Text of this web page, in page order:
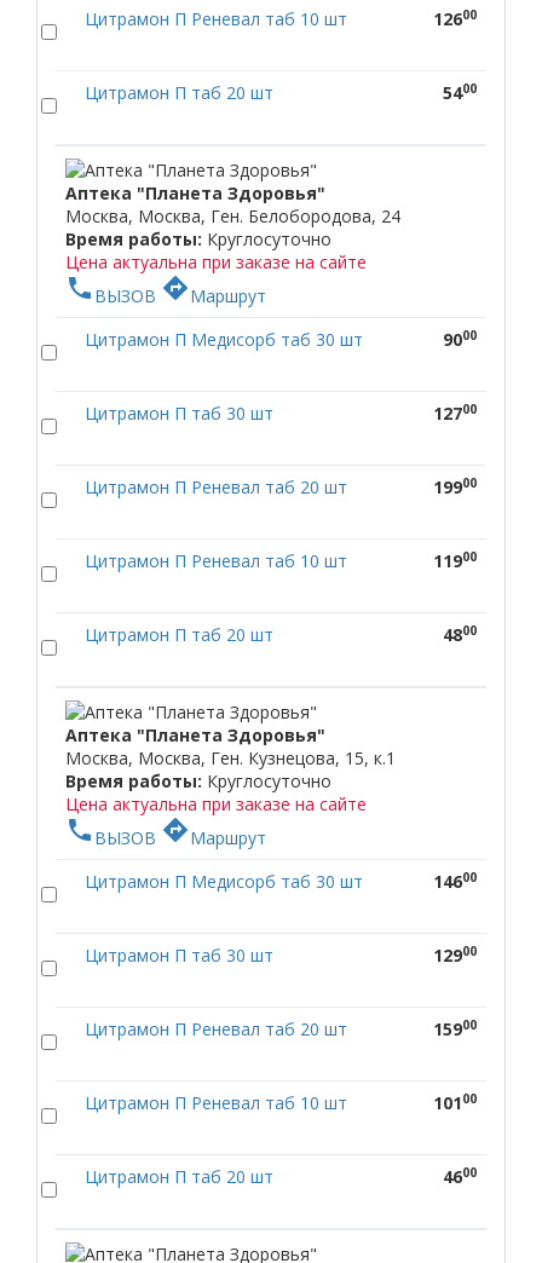
Цитрамон П Реневал таб 10 шт 12600
Цитрамон П таб 20 шт 5400
Аптека "Планета Здоровья"
Москва, Москва, Ген. Белобородова, 24
Время работы: Круглосуточно
Цена актуальна при заказе на сайте
phone ВЫЗОВ directionsМаршрут
Цитрамон П Медисорб таб 30 шт
9000
Цитрамон П таб 30 шт 12700
Цитрамон П Реневал таб 20 шт 19900
Цитрамон П Реневал таб 10 шт 11900
Цитрамон П таб 20 шт 4800
Аптека "Планета Здоровья"
Москва, Москва, Ген. Кузнецова, 15, к.1
Время работы: Круглосуточно
Цена актуальна при заказе на сайте
phone ВЫЗОВ directionsМаршрут
Цитрамон П Медисорб таб 30 шт
14600
Цитрамон П таб 30 шт 12900
Цитрамон П Реневал таб 20 шт 15900
Цитрамон П Реневал таб 10 шт 10100
Цитрамон П таб 20 шт 4600